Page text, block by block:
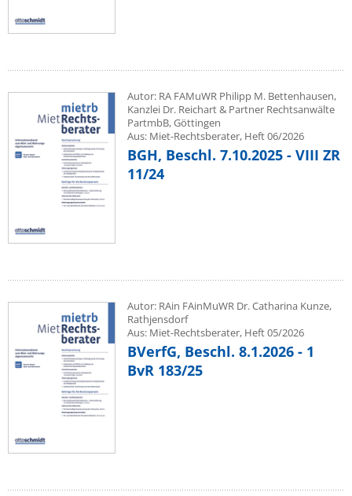
Autor: RA FAMuWR Philipp M. Bettenhausen,
Kanzlei Dr. Reichart & Partner Rechtsanwälte
PartmbB, Göttingen
Aus: Miet-Rechtsberater, Heft 06/2026
BGH, Beschl. 7.10.2025 - VIII ZR
11/24
Autor: RAin FAinMuWR Dr. Catharina Kunze,
Rathjensdorf
Aus: Miet-Rechtsberater, Heft 05/2026
BVerfG, Beschl. 8.1.2026 - 1
BvR 183/25